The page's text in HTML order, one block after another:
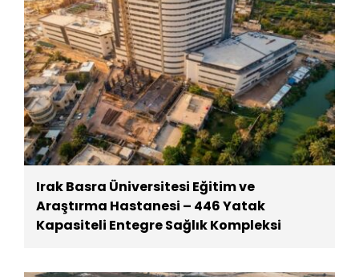
Irak Basra Üniversitesi Eğitim ve
Araştırma Hastanesi – 446 Yatak
Kapasiteli Entegre Sağlık Kompleksi